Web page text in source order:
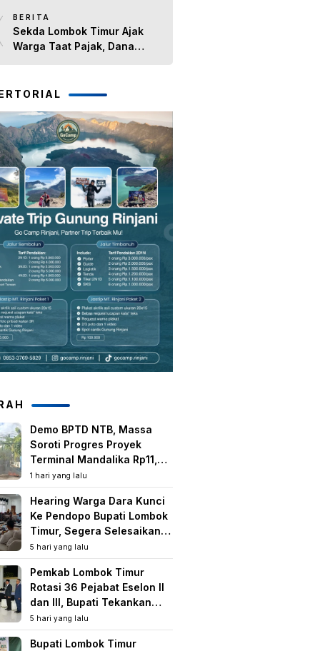
BERITA
Sekda Lombok Timur Ajak
Warga Taat Pajak, Dana
Pembangunan Daerah
Demo BPTD NTB, Massa
Soroti Progres Proyek
Terminal Mandalika Rp11,5
Miliar
1 hari yang lalu
Hearing Warga Dara Kunci
Ke Pendopo Bupati Lombok
Timur, Segera Selesaikan
Konflik Agraria Eks HGU
Tanjung Kenanga
5 hari yang lalu
Pemkab Lombok Timur
Rotasi 36 Pejabat Eselon II
dan III, Bupati Tekankan
Peningkatan Kinerja dan
Pelayanan Publik
5 hari yang lalu
Bupati Lombok Timur